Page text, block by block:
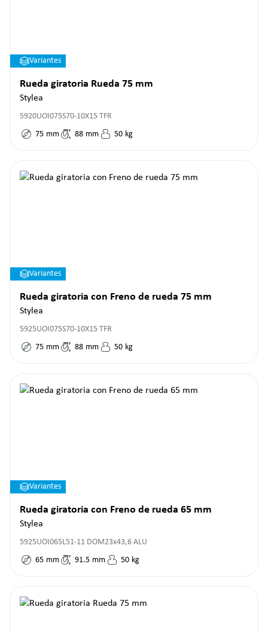
Variantes
Rueda giratoria Rueda 75 mm
Stylea
5920UOI075S70-10X15 TFR
75 mm 88 mm 50 kg
Variantes
Rueda giratoria con Freno de rueda 75 mm
Stylea
5925UOI075S70-10X15 TFR
75 mm 88 mm 50 kg
Variantes
Rueda giratoria con Freno de rueda 65 mm
Stylea
5925UOI065L51-11 DOM23x43,6 ALU
65 mm 91.5 mm 50 kg